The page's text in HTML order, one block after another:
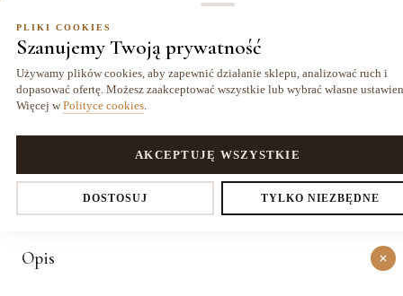
Szara
Dostawa kurierem
19,99 zł
14 dni Gwarancja
Szczegóły
Opis
PLIKI COOKIES
Szanujemy Twoją prywatność
Używamy plików cookies, aby zapewnić działanie sklepu, analizować ruch i
dopasować ofertę. Możesz zaakceptować wszystkie lub wybrać własne
Więcej w Polityce cookies
DOSTOSUJ TYLKO NIEZBĘDNE
AKCEPTUJĘ WSZYSTKIE
Ustawienia prywatności